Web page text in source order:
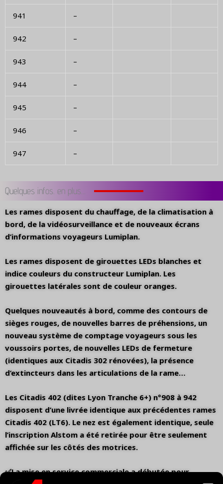
941 –
942 –
943 –
944 –
945 –
946 –
947 –
Quelques infos. en plus...
Les rames disposent du chauffage, de la climatisation à
bord, de la vidéosurveillance et de nouveaux écrans
d’informations voyageurs Lumiplan.
Les rames disposent de girouettes LEDs blanches et
indice couleurs du constructeur Lumiplan. Les
girouettes latérales sont de couleur oranges.
Quelques nouveautés à bord, comme des contours de
sièges rouges, de nouvelles barres de préhensions, un
nouveau système de comptage voyageurs sous les
voussoirs portes, de nouvelles LEDs de fermeture
(identiques aux Citadis 302 rénovées), la présence
d’extincteurs dans les articulations de la rame…
Les Citadis 402 (dites Lyon Tranche 6+) n°908 à 942
disposent d’une livrée identique aux précédentes rames
Citadis 402 (LT6). Le nez est également identique, seule
l’inscription Alstom a été retirée pour être seulement
affichée sur les côtés des motrices.
✅La mise en service commerciale a débutée pour